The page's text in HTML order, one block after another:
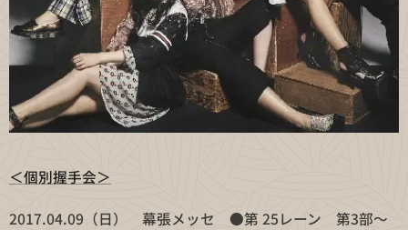
＜個別握手会＞
2017.04.09（日） 幕張メッセ ●第 25レーン 第3部〜